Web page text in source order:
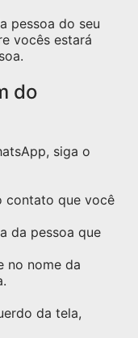
pessoa do seu
vocês estará
do
siga o
contato que você
da pessoa que
no nome da
da tela,